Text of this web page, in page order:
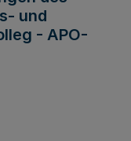
und
- APO-